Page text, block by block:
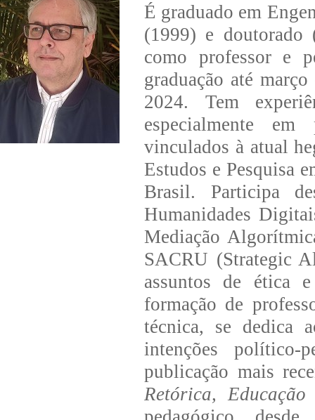
É graduado em
(1999) e doutorado
como professor e
graduação até
2024. Tem
especialmente
vinculados à atual
Estudos e Pesquisa
Brasil. Participa
Humanidades
Mediação
SACRU (Strategic
assuntos de ética
formação de
técnica, se dedica
intenções político-
publicação mais
Retórica,